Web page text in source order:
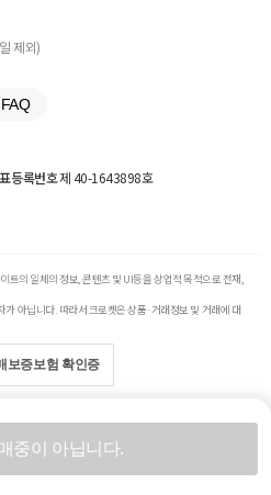
중이 아닙니다.
제외)
FAQ
등록번호제 40-1643898호
트의 일체의 정보, 콘텐츠 및 UI등을 상업적 목적으로 전재,
아닙니다. 따라서 크로켓은 상품·거래정보 및 거래에 대
보증보험 확인증